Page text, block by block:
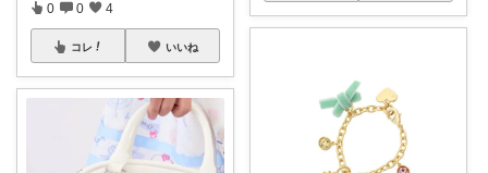
0 0 4
コレ いいね